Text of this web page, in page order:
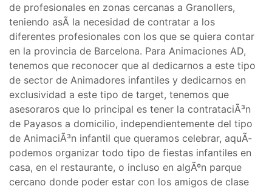
de profesionales en zonas cercanas a Granollers,
teniendo asÃ­ la necesidad de contratar a los
diferentes profesionales con los que se quiera contar
en la provincia de Barcelona. Para Animaciones AD,
tenemos que reconocer que al dedicarnos a este tipo
de sector de Animadores infantiles y dedicarnos en
exclusividad a este tipo de target, tenemos que
asesoraros que lo principal es tener la contrataciÃ³n
de Payasos a domicilio, independientemente del tipo
de AnimaciÃ³n infantil que queramos celebrar, aquÃ­
podemos organizar todo tipo de fiestas infantiles en
casa, en el restaurante, o incluso en algÃºn parque
cercano donde poder estar con los amigos de clase